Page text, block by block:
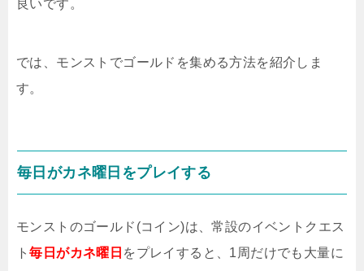
良いです。
では、モンストでゴールドを集める方法を紹介しま
す。
毎日がカネ曜日をプレイする
モンストのゴールド(コイン)は、常設のイベントクエス
ト毎日がカネ曜日 をプレイすると、1周だけでも大量に